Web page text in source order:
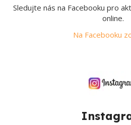
Sledujte nás na Facebooku pro
online.
Na Facebooku